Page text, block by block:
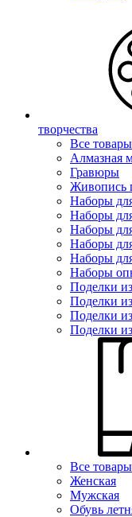
творчества
Все товары
Алмазная
Гравюры
Живопись
Наборы
Наборы
Наборы
Наборы
Наборы
Наборы
Поделки
Поделки
Поделки
Поделки
Все товары
Женская
Мужская
Обувь